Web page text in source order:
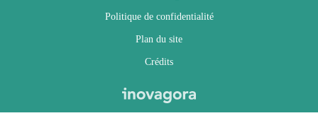
Politique de confidentialité
Plan du site
Crédits